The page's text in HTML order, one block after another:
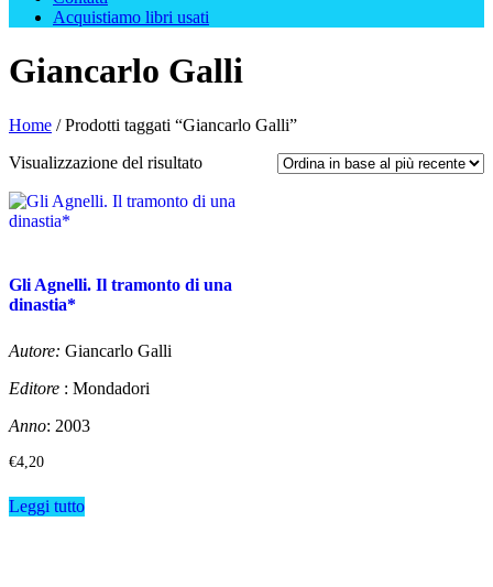
Acquistiamo libri usati
Giancarlo Galli
Home / Prodotti taggati “Giancarlo Galli”
Visualizzazione del risultato
Gli Agnelli. Il tramonto di una
dinastia*
Autore: Giancarlo Galli
Editore : Mondadori
Anno: 2003
€4,20
Leggi tutto